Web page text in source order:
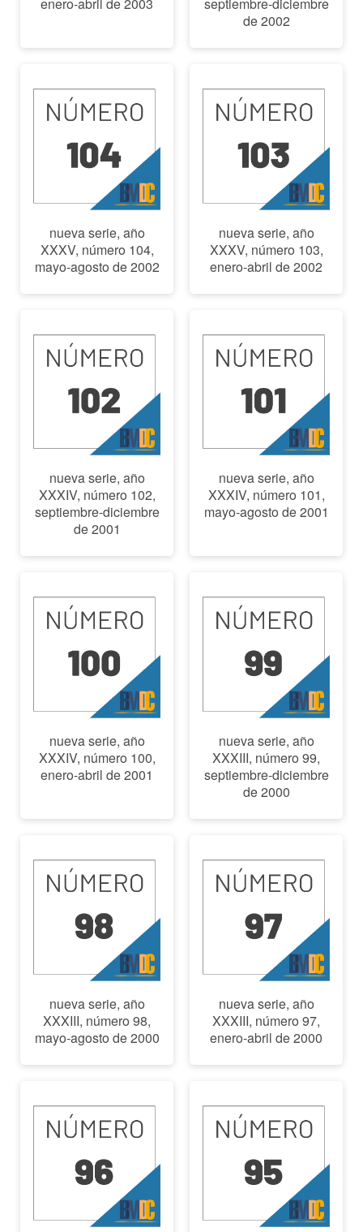
de 2002
nueva serie, año
XXXV, número 104,
mayo-agosto de 2002
nueva serie, año
XXXV, número 103,
enero-abril de 2002
nueva serie, año
XXXIV, número 102,
septiembre-diciembre
de 2001
nueva serie, año
XXXIV, número 101,
mayo-agosto de 2001
nueva serie, año
XXXIV, número 100,
enero-abril de 2001
nueva serie, año
XXXIII, número 99,
septiembre-diciembre
de 2000
nueva serie, año
XXXIII, número 98,
mayo-agosto de 2000
nueva serie, año
XXXIII, número 97,
enero-abril de 2000